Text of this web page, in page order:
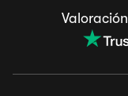
Valoración